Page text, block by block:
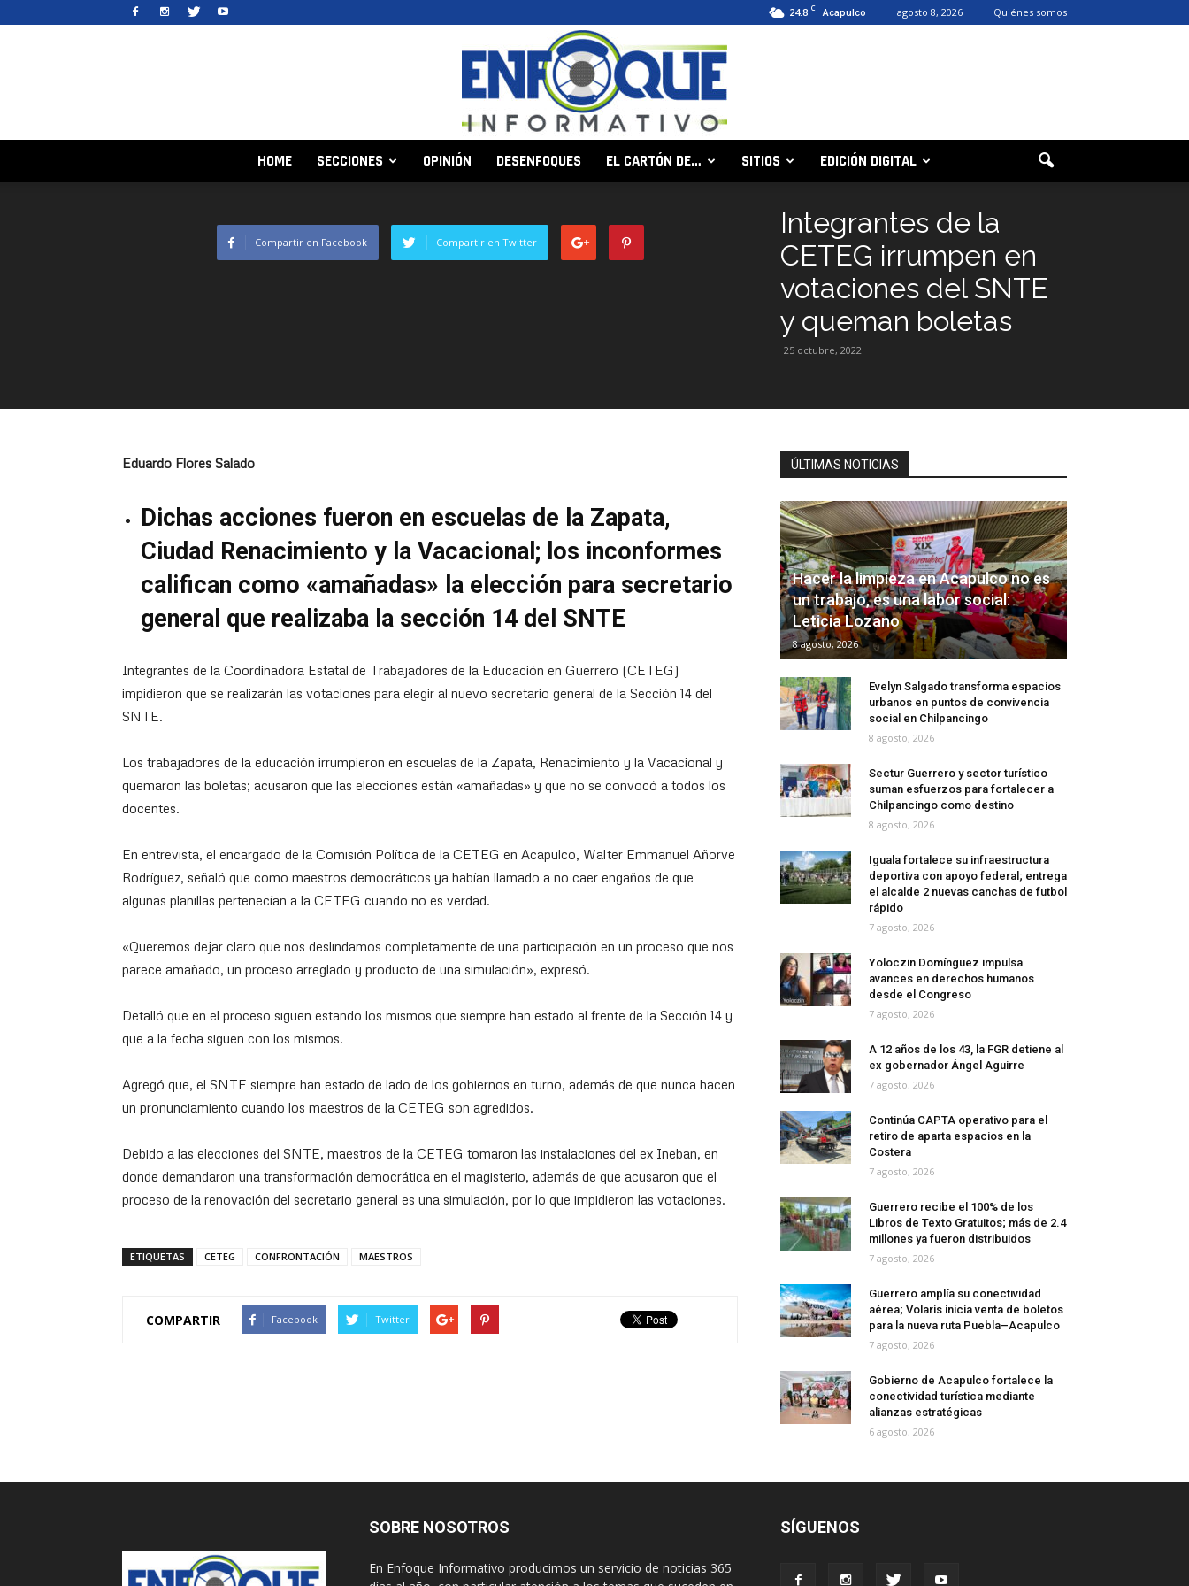
24.8 C Acapulco agosto 8, 2026 Quiénes somos
HOME SECCIONES OPINIÓN DESENFOQUES EL CARTÓN DE… SITIOS EDICIÓN DIGITAL
Integrantes de la
CETEG irrumpen en
votaciones del SNTE
y queman boletas
25 octubre, 2022
Compartir en Facebook Compartir en Twitter
Eduardo Flores Salado
Dichas acciones fueron en escuelas de la Zapata,
Ciudad Renacimiento y la Vacacional; los inconformes
califican como «amañadas» la elección para secretario
general que realizaba la sección 14 del SNTE
Integrantes de la Coordinadora Estatal de Trabajadores de la Educación en Guerrero (CETEG)
impidieron que se realizarán las votaciones para elegir al nuevo secretario general de la Sección 14 del
SNTE.
Los trabajadores de la educación irrumpieron en escuelas de la Zapata, Renacimiento y la Vacacional y
quemaron las boletas; acusaron que las elecciones están «amañadas» y que no se convocó a todos los
docentes.
En entrevista, el encargado de la Comisión Política de la CETEG en Acapulco, Walter Emmanuel Añorve
Rodríguez, señaló que como maestros democráticos ya habían llamado a no caer engaños de que
algunas planillas pertenecían a la CETEG cuando no es verdad.
«Queremos dejar claro que nos deslindamos completamente de una participación en un proceso que nos
parece amañado, un proceso arreglado y producto de una simulación», expresó.
Detalló que en el proceso siguen estando los mismos que siempre han estado al frente de la Sección 14 y
que a la fecha siguen con los mismos.
Agregó que, el SNTE siempre han estado de lado de los gobiernos en turno, además de que nunca hacen
un pronunciamiento cuando los maestros de la CETEG son agredidos.
Debido a las elecciones del SNTE, maestros de la CETEG tomaron las instalaciones del ex Ineban, en
donde demandaron una transformación democrática en el magisterio, además de que acusaron que el
proceso de la renovación del secretario general es una simulación, por lo que impidieron las votaciones.
ETIQUETAS CETEG CONFRONTACIÓN MAESTROS
COMPARTIR Facebook Twitter
ÚLTIMAS NOTICIAS
Hacer la limpieza en Acapulco no es
un trabajo, es una labor social:
Leticia Lozano
8 agosto, 2026
Evelyn Salgado transforma espacios
urbanos en puntos de convivencia
social en Chilpancingo
8 agosto, 2026
Sectur Guerrero y sector turístico
suman esfuerzos para fortalecer a
Chilpancingo como destino
8 agosto, 2026
Iguala fortalece su infraestructura
deportiva con apoyo federal; entrega
el alcalde 2 nuevas canchas de futbol
rápido
7 agosto, 2026
Yoloczin Domínguez impulsa
avances en derechos humanos
desde el Congreso
7 agosto, 2026
A 12 años de los 43, la FGR detiene al
ex gobernador Ángel Aguirre
7 agosto, 2026
Continúa CAPTA operativo para el
retiro de aparta espacios en la
Costera
7 agosto, 2026
Guerrero recibe el 100% de los
Libros de Texto Gratuitos; más de 2.4
millones ya fueron distribuidos
7 agosto, 2026
Guerrero amplía su conectividad
aérea; Volaris inicia venta de boletos
para la nueva ruta Puebla–Acapulco
7 agosto, 2026
Gobierno de Acapulco fortalece la
conectividad turística mediante
alianzas estratégicas
6 agosto, 2026
SOBRE NOSOTROS
En Enfoque Informativo producimos un servicio de noticias 365
SÍGUENOS